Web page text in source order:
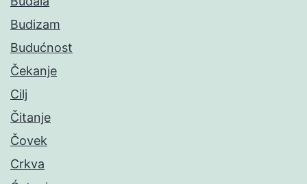
Budizam
Budućnost
Čekanje
Cilj
Čitanje
Čovek
Crkva